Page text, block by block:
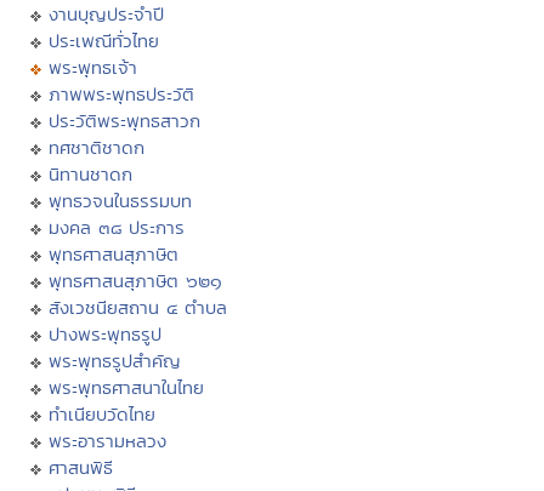
งานบุญประจำปี
ประเพณีทั่วไทย
พระพุทธเจ้า
ภาพพระพุทธประวัติ
ประวัติพระพุทธสาวก
ทศชาติชาดก
นิทานชาดก
พุทธวจนในธรรมบท
มงคล ๓๘ ประการ
พุทธศาสนสุภาษิต
พุทธศาสนสุภาษิต ๖๒๑
สังเวชนียสถาน ๔ ตำบล
ปางพระพุทธรูป
พระพุทธรูปสำคัญ
พระพุทธศาสนาในไทย
ทำเนียบวัดไทย
พระอารามหลวง
ศาสนพิธี